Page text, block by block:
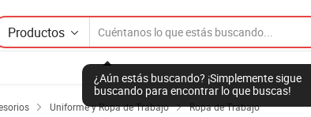
Productos
¿Aún estás buscando? ¡Simplemente sigue
buscando para encontrar lo que buscas!
 Uniforme y Ropa de Trabajo  Ropa de Trabajo